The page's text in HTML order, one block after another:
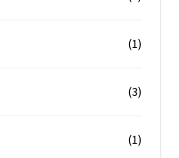
(1)
(3)
(1)